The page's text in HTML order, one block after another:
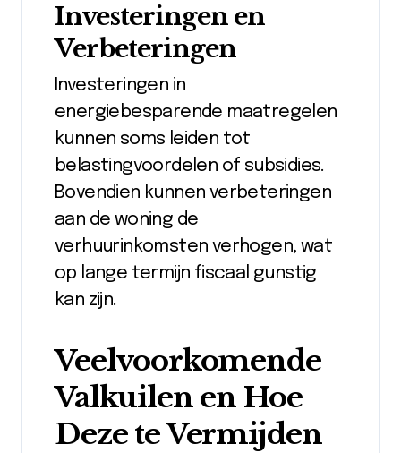
Investeringen en
Verbeteringen
Investeringen in
energiebesparende maatregelen
kunnen soms leiden tot
belastingvoordelen of subsidies.
Bovendien kunnen verbeteringen
aan de woning de
verhuurinkomsten verhogen, wat
op lange termijn fiscaal gunstig
kan zijn.
Veelvoorkomende
Valkuilen en Hoe
Deze te Vermijden